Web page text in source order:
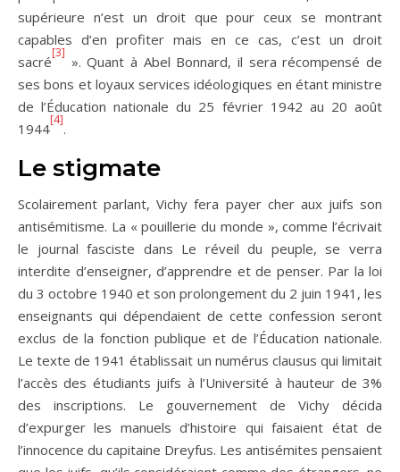
supérieure n’est un droit que pour ceux se montrant
capables d’en profiter mais en ce cas, c’est un droit
sacré
[3]
». Quant à Abel Bonnard, il sera récompensé de
ses bons et loyaux services idéologiques en étant ministre
de l’Éducation nationale du 25 février 1942 au 20 août
1944
[4]
.
Le stigmate
Scolairement parlant, Vichy fera payer cher aux juifs son
antisémitisme. La « pouillerie du monde », comme l’écrivait
le journal fasciste dans Le réveil du peuple, se verra
interdite d’enseigner, d’apprendre et de penser. Par la loi
du 3 octobre 1940 et son prolongement du 2 juin 1941, les
enseignants qui dépendaient de cette confession seront
exclus de la fonction publique et de l’Éducation nationale.
Le texte de 1941 établissait un numérus clausus qui limitait
l’accès des étudiants juifs à l’Université à hauteur de 3%
des inscriptions. Le gouvernement de Vichy décida
d’expurger les manuels d’histoire qui faisaient état de
l’innocence du capitaine Dreyfus. Les antisémites pensaient